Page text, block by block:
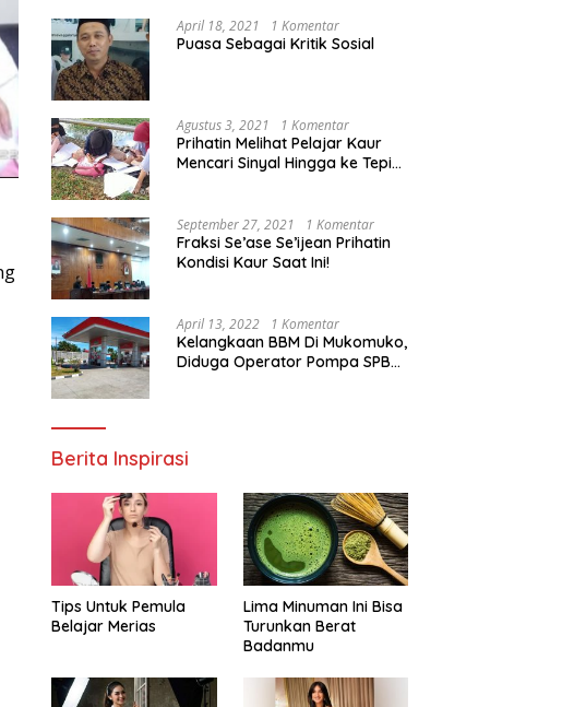
April 18, 2021 1 Komentar
Puasa Sebagai Kritik Sosial
Agustus 3, 2021 1 Komentar
Prihatin Melihat Pelajar Kaur
Mencari Sinyal Hingga ke Tepi
Segera Bertindak
September 27, 2021 1 Komentar
Fraksi Se’ase Se’ijean Prihatin
Kondisi Kaur Saat Ini!
April 13, 2022 1 Komentar
Kelangkaan BBM Di Mukomuko,
Diduga Operator Pompa SPBU
Berita Inspirasi
Tips Untuk Pemula
Belajar Merias
Lima Minuman Ini Bisa
Turunkan Berat
Badanmu